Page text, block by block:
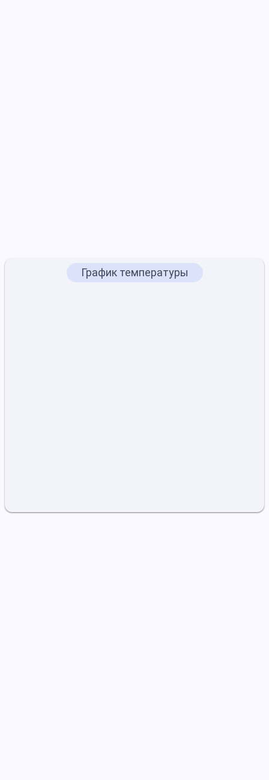
График температуры